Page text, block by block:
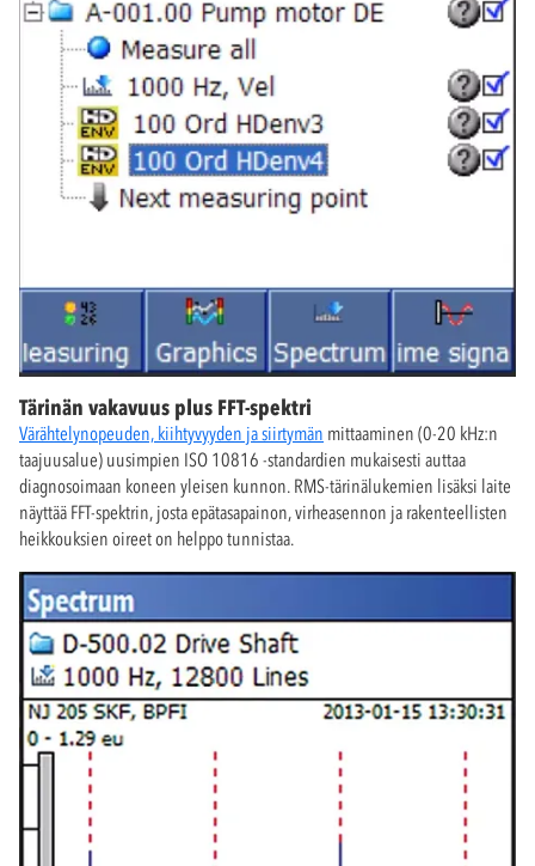
Tärinän vakavuus plus FFT-spektri
Värähtelynopeuden, kiihtyvyyden ja siirtymän mittaaminen (0-20 kHz:n
taajuusalue) uusimpien ISO 10816 -standardien mukaisesti auttaa
diagnosoimaan koneen yleisen kunnon. RMS-tärinälukemien lisäksi laite
näyttää FFT-spektrin, josta epätasapainon, virheasennon ja rakenteellisten
heikkouksien oireet on helppo tunnistaa.